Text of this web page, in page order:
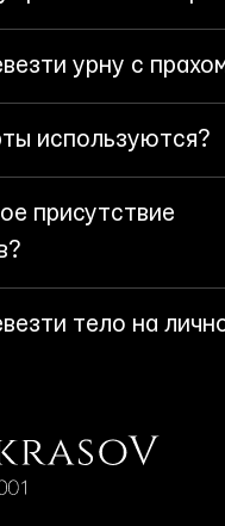
урну с
используются?
присутствие
тело на